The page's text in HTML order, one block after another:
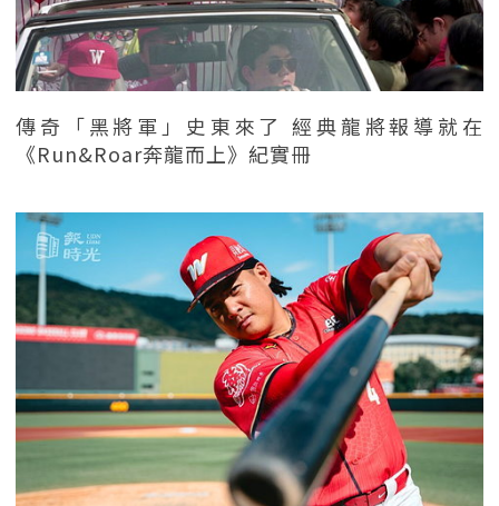
傳奇「黑將軍」史東來了 經典龍將報導就在
《Run&Roar奔龍而上》紀實冊